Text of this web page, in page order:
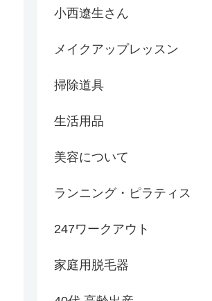
小西遼生さん
メイクアップレッスン
掃除道具
生活用品
美容について
ランニング・ピラティス
247ワークアウト
家庭用脱毛器